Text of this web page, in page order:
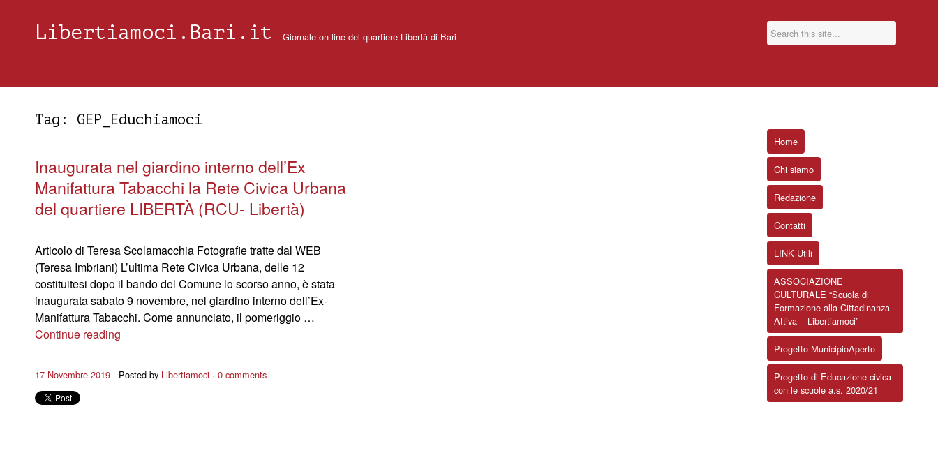
Libertiamoci.Bari.it Giornale on-line del quartiere Libertà di Bari
Tag: GEP_Educhiamoci
Inaugurata nel giardino interno dell’Ex
Manifattura Tabacchi la Rete Civica Urbana
del quartiere LIBERTÀ (RCU- Libertà)
Articolo di Teresa Scolamacchia Fotografie tratte dal WEB
(Teresa Imbriani) L’ultima Rete Civica Urbana, delle 12
costituitesi dopo il bando del Comune lo scorso anno, è stata
inaugurata sabato 9 novembre, nel giardino interno dell’Ex-
Manifattura Tabacchi. Come annunciato, il pomeriggio …
Continue reading
17 Novembre 2019 Posted by Libertiamoci 0 comments
Home
Chi siamo
Redazione
Contatti
LINK Utili
ASSOCIAZIONE
CULTURALE “Scuola di
Formazione alla Cittadinanza
Attiva – Libertiamoci”
Progetto MunicipioAperto
Progetto di Educazione civica
con le scuole a.s. 2020/21